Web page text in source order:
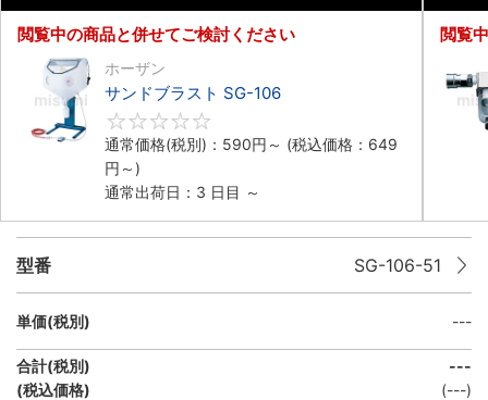
閲覧中の商品と併せてご検討ください
ホーザン
サンドブラスト SG-106
通常価格(税別)： 590円 ～ (税込価格： 649
円 ～)
通常出荷日：3 日目 ～
閲覧
型番 SG-106-51
単価(税別) ---
合計(税別)
(税込価格)
---
(---)